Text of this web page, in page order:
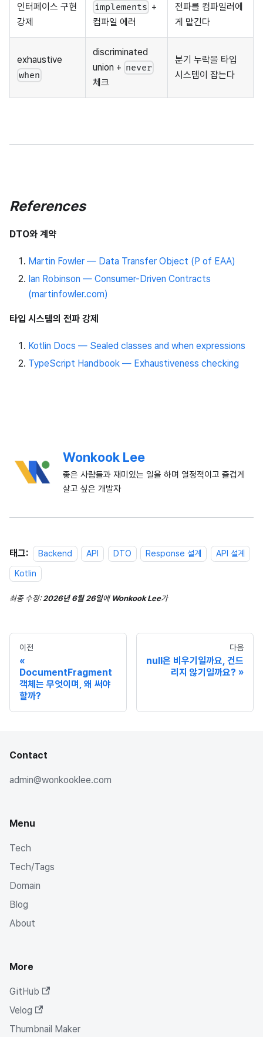
인터페이스 구현
강제
implements +
컴파일 에러
전파를 컴파일러에
게 맡긴다
exhaustive
when
discriminated
union + never
체크
분기 누락을 타입
시스템이 잡는다
References
DTO와 계약
Martin Fowler — Data Transfer Object (P of EAA)
Ian Robinson — Consumer-Driven Contracts
(martinfowler.com)
타입 시스템의 전파 강제
Kotlin Docs — Sealed classes and when expressions
TypeScript Handbook — Exhaustiveness checking
Wonkook Lee
좋은 사람들과 재미있는 일을 하며 열정적이고 즐겁게
살고 싶은 개발자
태그: Backend API DTO Response 설계
API 설계
Kotlin
최종 수정:2026년 6월 26일에 Wonkook Lee가
이전
DocumentFragment
객체는 무엇이며, 왜 써야
할까?
다음
null은 비우기일까요, 건드
리지 않기일까요?
Contact
admin@wonkooklee.com
Menu
Tech
Tech/Tags
Domain
Blog
About
More
GitHub
Velog
Thumbnail Maker